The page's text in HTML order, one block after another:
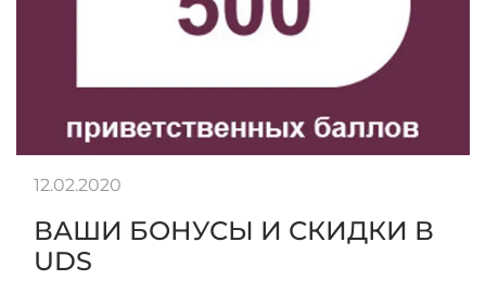
ВАШИ БОНУСЫ И СКИДКИ В
UDS
12.02.2020